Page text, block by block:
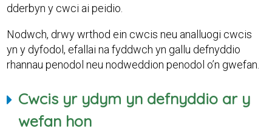
dderbyn y cwci ai peidio.
Nodwch, drwy wrthod ein cwcis neu analluogi cwcis
yn y dyfodol, efallai na fyddwch yn gallu defnyddio
rhannau penodol neu nodweddion penodol o’n gwefan.
Cwcis yr ydym yn defnyddio ar y
wefan hon